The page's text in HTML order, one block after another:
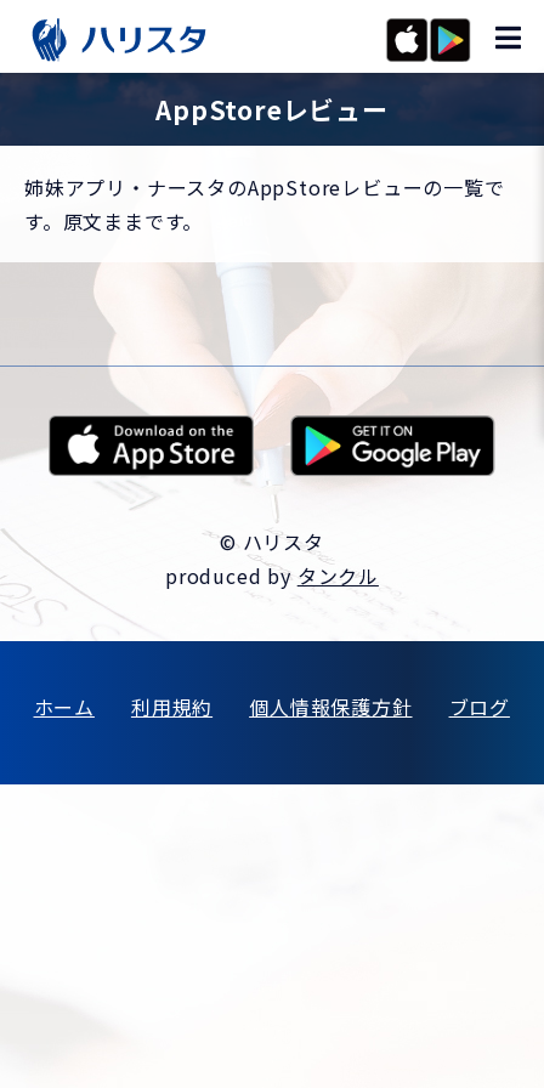
AppStoreレビュー
姉妹アプリ・ナースタのAppStoreレビューの一覧で
す。原文ままです。
© ハリスタ
produced by タンクル
ホーム 利用規約 個人情報保護方針 ブログ